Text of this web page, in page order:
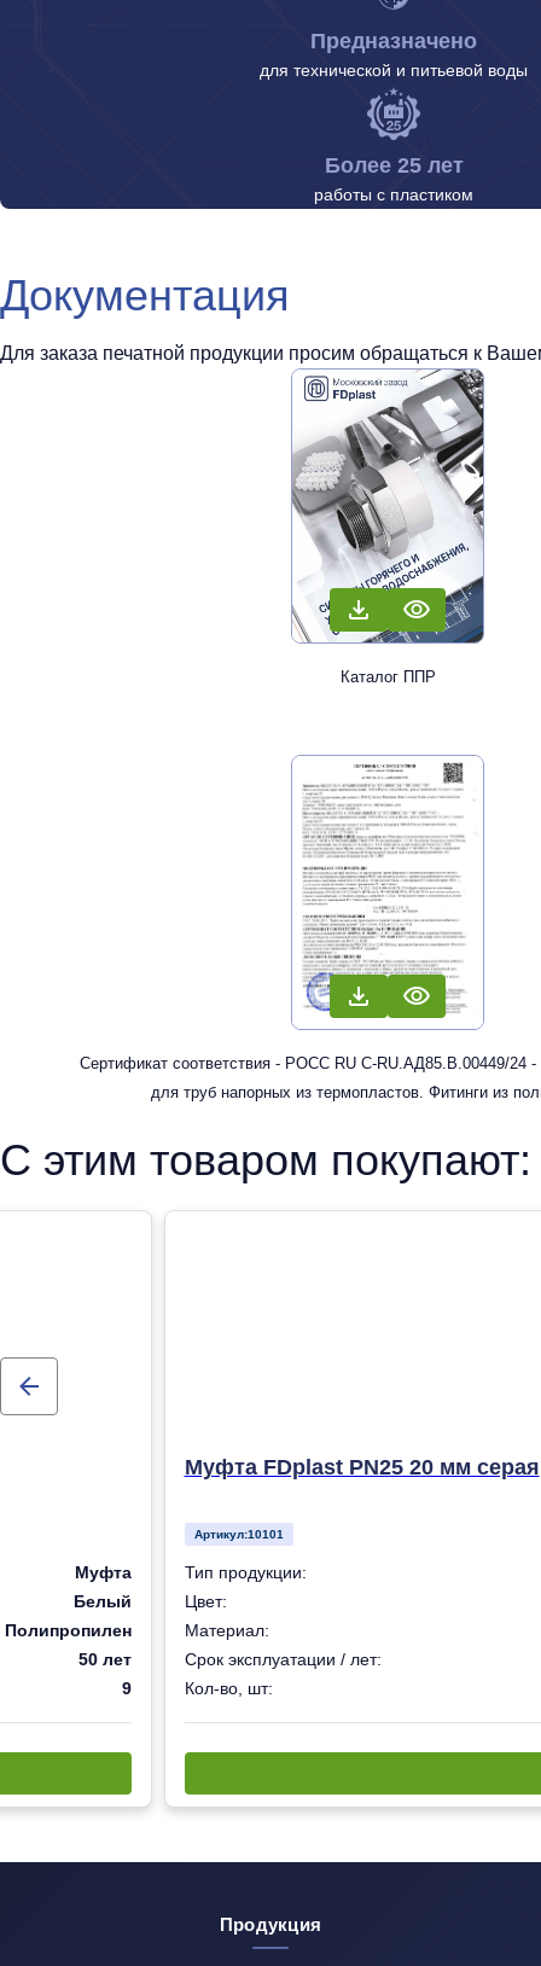
Предназначено
для технической и питьевой воды
Более 25 лет
работы с пластиком
Документация
Для заказа печатной продукции просим обращаться к
Каталог ППР
Сертификат соответствия - РОСС RU С-RU.АД85.В.00449/24
для труб напорных из термопластов. Фитинги из
отопления
С этим товаром покупают:
Муфта
Белый
Полипропилен
50 лет
9
Муфта FDplast PN25 20 мм серая
Артикул:10101
Тип продукции:
Цвет:
Материал:
Срок эксплуатации / лет:
Кол-во, шт:
Продукция